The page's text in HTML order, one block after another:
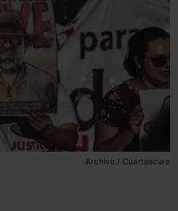
Archivo / Cuartoscuro